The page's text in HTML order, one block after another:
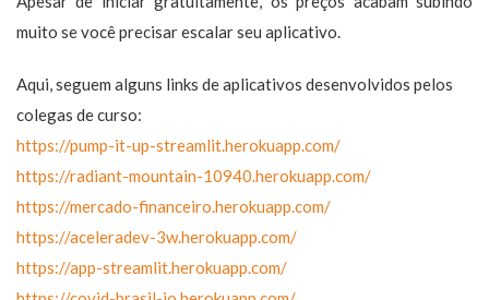
muito se você precisar escalar seu aplicativo.
Aqui, seguem alguns links de aplicativos desenvolvidos pelos
colegas de curso:
https://pump-it-up-streamlit.herokuapp.com/
https://radiant-mountain-10940.herokuapp.com/
https://mercado-financeiro.herokuapp.com/
https://aceleradev-3w.herokuapp.com/
https://app-streamlit.herokuapp.com/